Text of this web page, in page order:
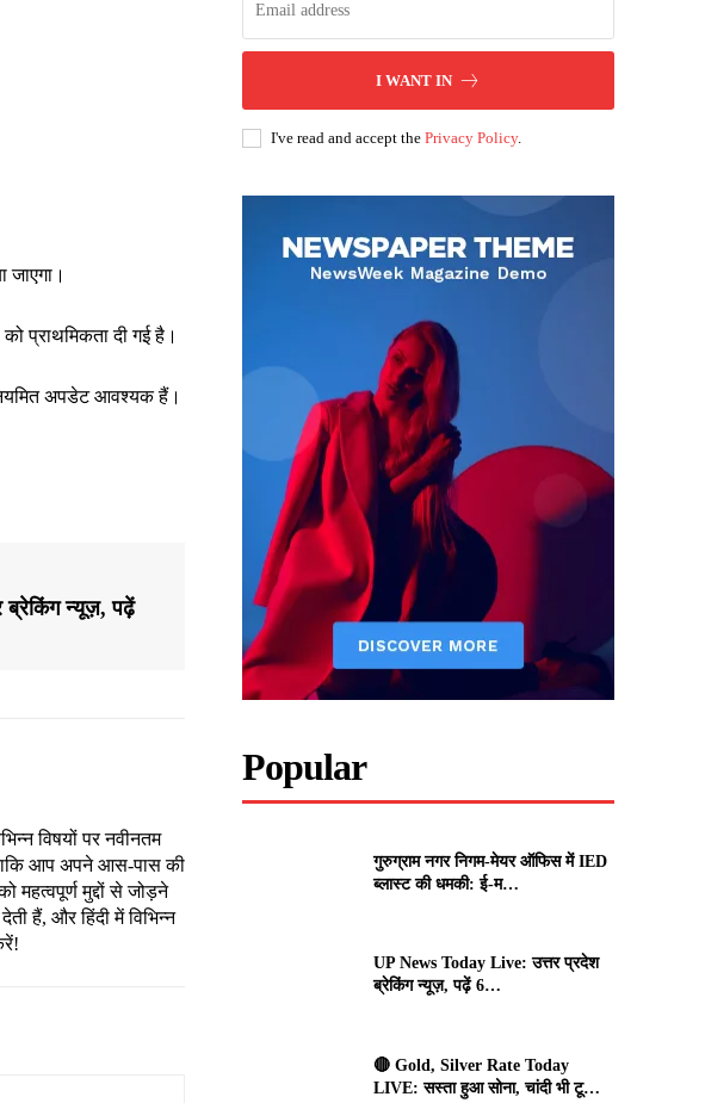
जाएगा।
प्राथमिकता दी गई है।
अपडेट आवश्यक हैं।
ब्रेकिंग न्यूज़, पढ़ें
विषयों पर नवीनतम
ताकि आप अपने आस-पास की
मुद्दों से जोड़ने
हैं, और हिंदी में विभिन्न
I WANT IN
I've read and accept thePrivacy Policy.
Popular
गुरुग्राम नगर निगम-मेयर ऑफिस में IED
ब्लास्ट की धमकी: ई-म…
UP News Today Live: उत्तर प्रदेश
ब्रेकिंग न्यूज़, पढ़ें 6…
🔴 Gold, Silver Rate Today
LIVE: सस्ता हुआ सोना, चांदी भी टू…